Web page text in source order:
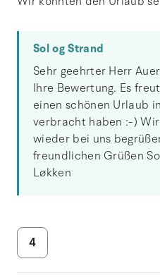
Sol og Strand
Sehr geehrter Herr
Ihre Bewertung. Es
einen schönen Urlaub
verbracht haben :-)
wieder bei uns
freundlichen Grüßen
Løkken
4